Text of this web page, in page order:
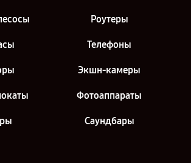
Роутеры
Телефоны
Экшн-камеры
Фотоаппараты
Саундбары